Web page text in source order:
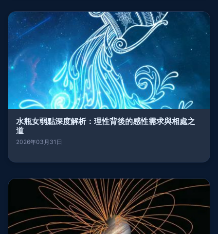
水瓶女弱點深度解析：理性背後的感性需求與相處之
道
2026年03月31日